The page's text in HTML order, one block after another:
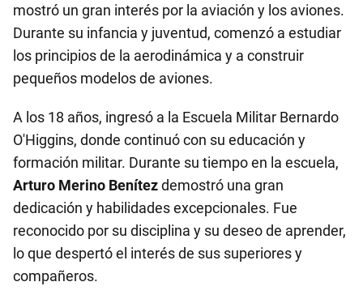
mostró un gran interés por la aviación y los aviones.
Durante su infancia y juventud, comenzó a estudiar
los principios de la aerodinámica y a construir
pequeños modelos de aviones.
A los 18 años, ingresó a la Escuela Militar Bernardo
O'Higgins, donde continuó con su educación y
formación militar. Durante su tiempo en la escuela,
Arturo Merino Benítezdemostró una gran
dedicación y habilidades excepcionales. Fue
reconocido por su disciplina y su deseo de aprender,
lo que despertó el interés de sus superiores y
compañeros.